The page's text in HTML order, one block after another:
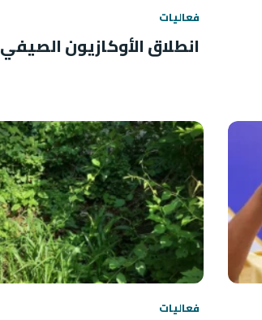
فعاليات
انطلاق الأوكازيون الصيفي 2026 في مصر
فعاليات